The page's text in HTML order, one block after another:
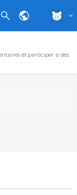
et participer à des